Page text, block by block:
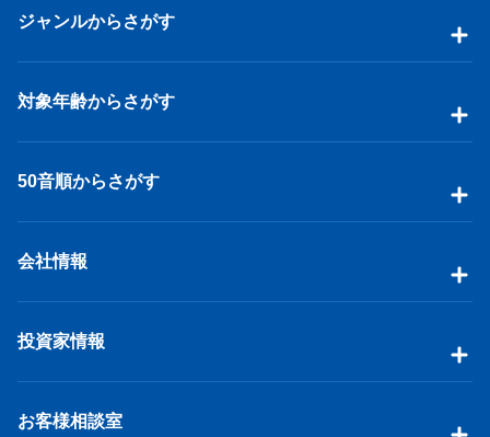
ジャンルからさがす
対象年齢からさがす
50音順からさがす
会社情報
投資家情報
お客様相談室